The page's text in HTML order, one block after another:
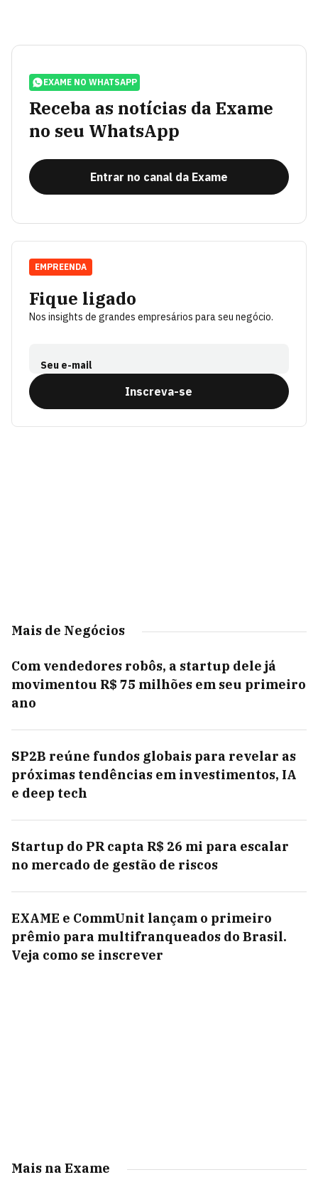
EXAME NO WHATSAPP
Receba as notícias da Exame
no seu WhatsApp
Entrar no canal da Exame
Fique ligado
Nos insights de grandes empresários para seu negócio.
Seu e-mail
Inscreva-se
EMPREENDA
Mais de Negócios
Com vendedores robôs, a startup dele já
movimentou R$ 75 milhões em seu primeiro
ano
SP2B reúne fundos globais para revelar as
próximas tendências em investimentos, IA
e deep tech
Startup do PR capta R$ 26 mi para escalar
no mercado de gestão de riscos
EXAME e CommUnit lançam o primeiro
prêmio para multifranqueados do Brasil.
Veja como se inscrever
Mais na Exame